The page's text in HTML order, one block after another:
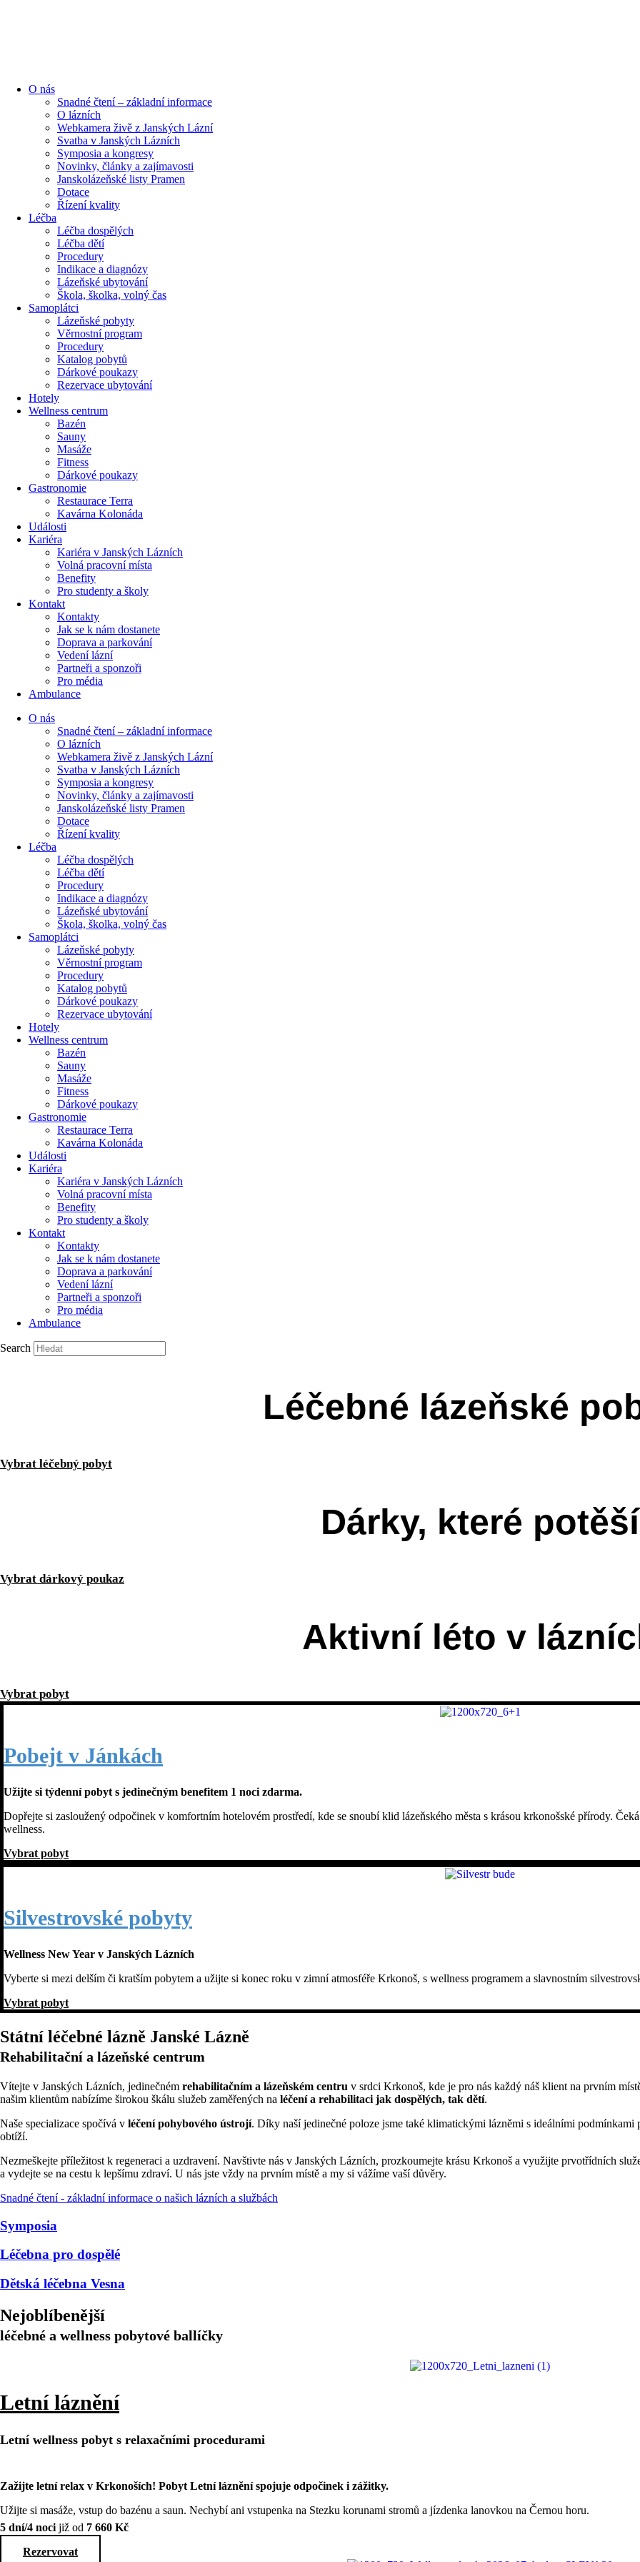
O nás
Snadné čtení – základní informace
O lázních
Webkamera živě z Janských Lázní
Svatba v Janských Lázních
Symposia a kongresy
Novinky, články a zajímavosti
Janskolázeňské listy Pramen
Dotace
Řízení kvality
Léčba
Léčba dospělých
Léčba dětí
Procedury
Indikace a diagnózy
Lázeňské ubytování
Škola, školka, volný čas
Samoplátci
Lázeňské pobyty
Věrnostní program
Procedury
Katalog pobytů
Dárkové poukazy​
Rezervace ubytování
Hotely
Wellness centrum
Bazén
Sauny
Masáže
Fitness
Dárkové poukazy​
Gastronomie
Restaurace Terra
Kavárna Kolonáda
Události
Kariéra
Kariéra v Janských Lázních
Volná pracovní místa
Benefity
Pro studenty a školy
Kontakt
Kontakty
Jak se k nám dostanete
Doprava a parkování
Vedení lázní
Partneři a sponzoři
Pro média
Ambulance
O nás
Snadné čtení – základní informace
O lázních
Webkamera živě z Janských Lázní
Svatba v Janských Lázních
Symposia a kongresy
Novinky, články a zajímavosti
Janskolázeňské listy Pramen
Dotace
Řízení kvality
Léčba
Léčba dospělých
Léčba dětí
Procedury
Indikace a diagnózy
Lázeňské ubytování
Škola, školka, volný čas
Samoplátci
Lázeňské pobyty
Věrnostní program
Procedury
Katalog pobytů
Dárkové poukazy​
Rezervace ubytování
Hotely
Wellness centrum
Bazén
Sauny
Masáže
Fitness
Dárkové poukazy​
Gastronomie
Restaurace Terra
Kavárna Kolonáda
Události
Kariéra
Kariéra v Janských Lázních
Volná pracovní místa
Benefity
Pro studenty a školy
Kontakt
Kontakty
Jak se k nám dostanete
Doprava a parkování
Vedení lázní
Partneři a sponzoři
Pro média
Ambulance
Search
Léčebné lázeňské
Vybrat léčebný pobyt
Dárky, které potěší
Vybrat dárkový poukaz
Aktivní léto v
Vybrat pobyt
Pobejt v Jánkách
Užijte si týdenní pobyt s jedinečným benefitem 1 noci zdarma.
Dopřejte si zasloužený odpočinek v komfortním hotelovém prostředí, kde se snoubí klid lázeňského města s krásou krkonošské přírody.
wellness.
Vybrat pobyt
Silvestrovské pobyty
Wellness New Year v Janských Lázních
Vyberte si mezi delším či kratším pobytem a užijte si konec roku v zimní atmosféře Krkonoš, s wellness programem a slavnostním
Vybrat pobyt
Státní léčebné lázně Janské Lázně
Rehabilitační a lázeňské centrum
Vítejte v Janských Lázních, jedinečném rehabilitačním a lázeňském centru v srdci Krkonoš, kde je pro nás každý náš klient na prvním
našim klientům nabízíme širokou škálu služeb zaměřených na léčení a rehabilitaci jak dospělých, tak dětí.
Naše specializace spočívá v léčení pohybového ústrojí. Díky naší jedinečné poloze jsme také klimatickými lázněmi s ideálními
obtíží.
Nezmeškejte příležitost k regeneraci a uzdravení. Navštivte nás v Janských Lázních, prozkoumejte krásu Krkonoš a využijte prvotřídních
a vydejte se na cestu k lepšímu zdraví. U nás jste vždy na prvním místě a my si vážíme vaší důvěry.
Snadné čtení - základní informace o našich lázních a službách
Symposia
Léčebna pro dospělé
Dětská léčebna Vesna
Nejoblíbenější
léčebné a wellness pobytové ballíčky
Letní láznění
Letní wellness pobyt s relaxačními procedurami
Zažijte letní relax v Krkonoších! Pobyt Letní láznění spojuje odpočinek i zážitky.
Užijte si masáže, vstup do bazénu a saun. Nechybí ani vstupenka na Stezku korunami stromů a jízdenka lanovkou na Černou horu.
5 dní/4 noci již od 7 660 Kč
Rezervovat